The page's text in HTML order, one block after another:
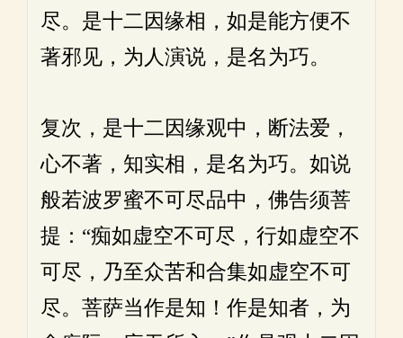
尽。是十二因缘相，如是能方便不
著邪见，为人演说，是名为巧。
复次，是十二因缘观中，断法爱，
心不著，知实相，是名为巧。如说
般若波罗蜜不可尽品中，佛告须菩
提：“痴如虚空不可尽，行如虚空不
可尽，乃至众苦和合集如虚空不可
尽。菩萨当作是知！作是知者，为